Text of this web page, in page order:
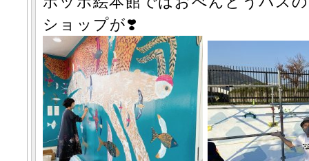
ショップが❣️